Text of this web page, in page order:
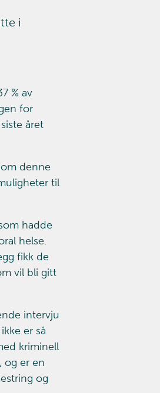
i
% av
for
året
denne
til
hadde
helse.
fikk de
vil bli gitt
intervju
er så
kriminell
og er en
og